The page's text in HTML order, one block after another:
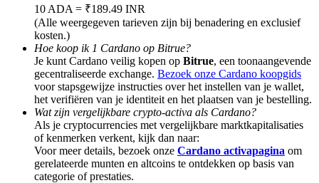
Deposit CASHCAT & Win
Share 500000 CASHCAT prize pool
Exclusive for BitMart Users
Register & Trade to Win 500,000 USDT
10 ADA = ₹189.49 INR
(Alle weergegeven tarieven zijn bij benadering en exclusief
kosten.)
Hoe koop ik 1 Cardano op Bitrue?
Je kunt Cardano veilig kopen op Bitrue, een toonaangevende
gecentraliseerde exchange. Bezoek onze Cardano koopgids
voor stapsgewijze instructies over het instellen van je wallet,
het verifiëren van je identiteit en het plaatsen van je bestelling.
Wat zijn vergelijkbare crypto-activa als Cardano?
Als je cryptocurrencies met vergelijkbare marktkapitalisaties
of kenmerken verkent, kijk dan naar:
Voor meer details, bezoek onze Cardano activapagina om
gerelateerde munten en altcoins te ontdekken op basis van
categorie of prestaties.